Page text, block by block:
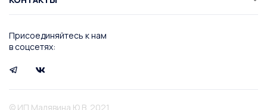
Присоединяйтесь к нам
в соцсетях:
© ИП Малявина Ю.В. 2021